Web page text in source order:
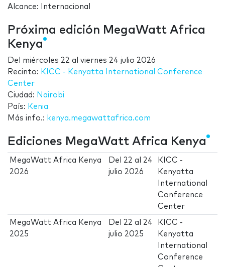
Alcance: Internacional
Próxima edición MegaWatt Africa
Kenya
Del miércoles 22 al viernes 24 julio 2026
Recinto: KICC - Kenyatta International Conference
Center
Ciudad: Nairobi
País: Kenia
Más info.: kenya.megawattafrica.com
Ediciones MegaWatt Africa Kenya
MegaWatt Africa Kenya
2026
Del 22 al 24
julio 2026
KICC -
Kenyatta
International
Conference
Center
MegaWatt Africa Kenya
2025
Del 22 al 24
julio 2025
KICC -
Kenyatta
International
Conference